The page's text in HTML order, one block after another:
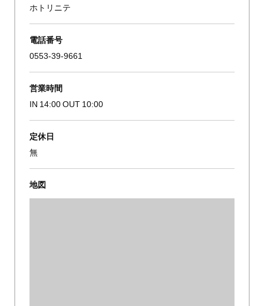
ホトリニテ
電話番号
0553-39-9661
営業時間
IN 14:00 OUT 10:00
定休日
無
地図